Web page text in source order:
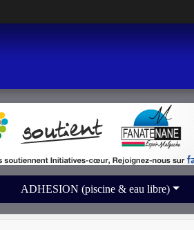
ADHESION (piscine & eau libre)